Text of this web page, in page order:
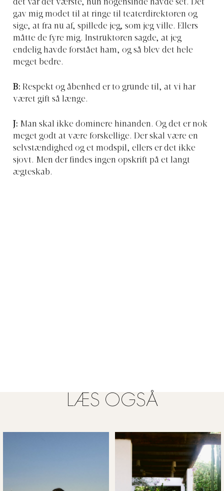
det var det værste, hun nogensinde havde set. Det
gav mig modet til at ringe til teaterdirektøren og
sige, at fra nu af, spillede jeg, som jeg ville. Ellers
måtte de fyre mig. Instruktøren sagde, at jeg
endelig havde forstået ham, og så blev det hele
meget bedre.
B: Respekt og åbenhed er to grunde til, at vi har
været gift så længe.
J: Man skal ikke dominere hinanden. Og det er nok
meget godt at være forskellige. Der skal være en
selvstændighed og et modspil, ellers er det ikke
sjovt. Men der findes ingen opskrift på et langt
ægteskab.
LÆS OGSÅ